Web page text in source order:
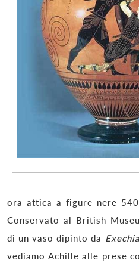
ora-attica-a-figure-nere-
Conservato-al-British-
di un vaso dipinto da
vediamo Achille alle prese